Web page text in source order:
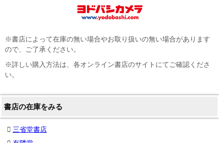
※書店によって在庫の無い場合やお取り扱いの無い場合があります
ので、ご了承ください。
※詳しい購入方法は、各オンライン書店のサイトにてご確認くださ
い。
書店の在庫をみる
三省堂書店